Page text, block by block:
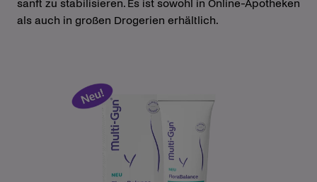
sanft zu stabilisieren. Es ist sowohl in Online-Apotheken
als auch in großen Drogerien erhältlich.